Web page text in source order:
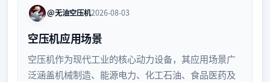
@无油空压机2026-08-03
空压机应用场景
空压机作为现代工业的核心动力设备，其应用场景广
泛涵盖机械制造、能源电力、化工石油、食品医药及